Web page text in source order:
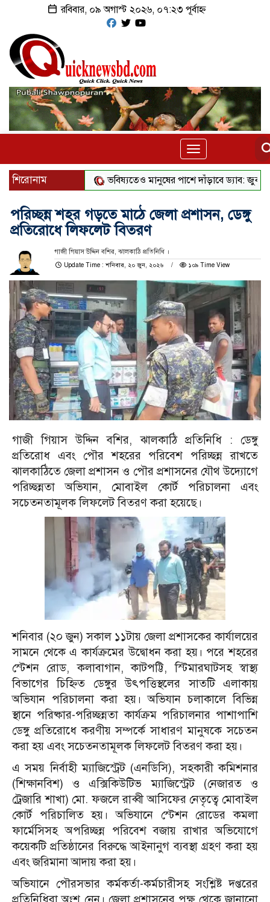
রবিবার, ০৯ অগাস্ট ২০২৬, ০৭:২৩ পূর্বাহ্ন
Toggle
navigation
শিরোনাম ভবিষ্যতেও মানুষের পাশে দাঁড়াবে ড্যাব: জুবাইদা রহমান
পরিচ্ছন্ন শহর গড়তে মাঠে জেলা প্রশাসন, ডেঙ্গু
প্রতিরোধে লিফলেট বিতরণ
গাজী গিয়াস উদ্দিন বশির, ঝালকাঠি প্রতিনিধি ।
Update Time : শনিবার, ২০ জুন, ২০২৬
১০৯ Time View
গাজী গিয়াস উদ্দিন বশির, ঝালকাঠি প্রতিনিধি : ডেঙ্গু
প্রতিরোধ এবং পৌর শহরের পরিবেশ পরিচ্ছন্ন রাখতে
ঝালকাঠিতে জেলা প্রশাসন ও পৌর প্রশাসনের যৌথ উদ্যোগে
পরিচ্ছন্নতা অভিযান, মোবাইল কোর্ট পরিচালনা এবং
সচেতনতামূলক লিফলেট বিতরণ করা হয়েছে।
শনিবার (২০ জুন) সকাল ১১টায় জেলা প্রশাসকের কার্যালয়ের
সামনে থেকে এ কার্যক্রমের উদ্বোধন করা হয়। পরে শহরের
স্টেশন রোড, কলাবাগান, কাটপট্টি, স্টিমারঘাটসহ স্বাস্থ্য
বিভাগের চিহ্নিত ডেঙ্গুর উৎপত্তিস্থলের সাতটি এলাকায়
অভিযান পরিচালনা করা হয়।অভিযান চলাকালে বিভিন্ন
স্থানে পরিষ্কার-পরিচ্ছন্নতা কার্যক্রম পরিচালনার পাশাপাশি
ডেঙ্গু প্রতিরোধে করণীয় সম্পর্কে সাধারণ মানুষকে সচেতন
করা হয় এবং সচেতনতামূলক লিফলেট বিতরণ করা হয়।
এ সময় নির্বাহী ম্যাজিস্ট্রেট (এনডিসি), সহকারী কমিশনার
(শিক্ষানবিশ) ও এক্সিকিউটিভ ম্যাজিস্ট্রেট (নেজারত ও
ট্রেজারি শাখা) মো. ফজলে রাব্বী আসিফের নেতৃত্বে মোবাইল
কোর্ট পরিচালিত হয়। অভিযানে স্টেশন রোডের কমলা
ফার্মেসিসহ অপরিচ্ছন্ন পরিবেশ বজায় রাখার অভিযোগে
কয়েকটি প্রতিষ্ঠানের বিরুদ্ধে আইনানুগ ব্যবস্থা গ্রহণ করা হয়
এবং জরিমানা আদায় করা হয়।
অভিযানে পৌরসভার কর্মকর্তা-কর্মচারীসহ সংশ্লিষ্ট দপ্তরের